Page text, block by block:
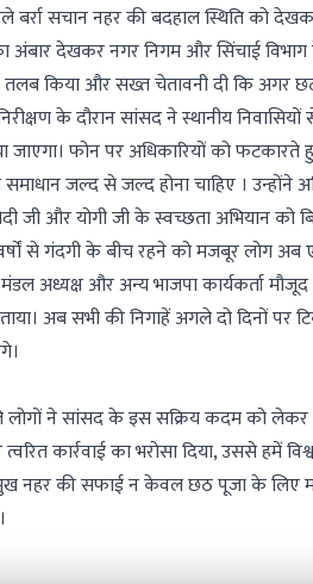
सचान नहर की बदहाल स्थिति को
अंबार देखकर नगर निगम और सिंचाई
किया और सख्त चेतावनी दी कि अगर
के दौरान सांसद ने स्थानीय
जाएगा। फोन पर अधिकारियों को
जल्द से जल्द होना चाहिए ।
मोदी जी और योगी जी के स्वच्छता
से गंदगी के बीच रहने को मजबूर लोग
मंडल अध्यक्ष और अन्य भाजपा कार्यकर्ता
अब सभी की निगाहें अगले दो दिनों
ने सांसद के इस सक्रिय कदम को लेकर
कार्रवाई का भरोसा दिया, उससे हमें
नहर की सफाई न केवल छठ पूजा के लिए